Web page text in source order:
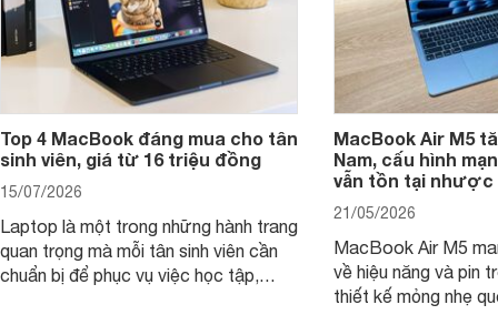
Top 4 MacBook đáng mua cho tân
sinh viên, giá từ 16 triệu đồng
15/07/2026
Laptop là một trong những hành trang
quan trọng mà mỗi tân sinh viên cần
chuẩn bị để phục vụ việc học tập,
MacBook Air M5
Nam, cấu hình
vẫn tồn tại nhược
21/05/2026
MacBook Air M5
về hiệu năng và pin
thiết kế mỏng nhẹ